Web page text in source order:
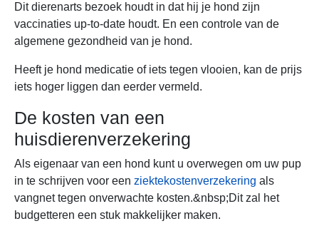
Dit dierenarts bezoek houdt in dat hij je hond zijn
vaccinaties up-to-date houdt. En een controle van de
algemene gezondheid van je hond.
Heeft je hond medicatie of iets tegen vlooien, kan de prijs
iets hoger liggen dan eerder vermeld.
De kosten van een
huisdierenverzekering
Als eigenaar van een hond kunt u overwegen om uw pup
in te schrijven voor een ziektekostenverzekering als
vangnet tegen onverwachte kosten.&nbsp;Dit zal het
budgetteren een stuk makkelijker maken.